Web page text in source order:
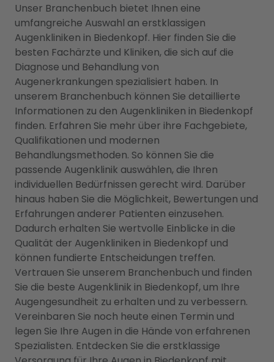
Unser Branchenbuch bietet Ihnen eine
umfangreiche Auswahl an erstklassigen
Augenkliniken in Biedenkopf. Hier finden Sie die
besten Fachärzte und Kliniken, die sich auf die
Diagnose und Behandlung von
Augenerkrankungen spezialisiert haben. In
unserem Branchenbuch können Sie detaillierte
Informationen zu den Augenkliniken in Biedenkopf
finden. Erfahren Sie mehr über ihre Fachgebiete,
Qualifikationen und modernen
Behandlungsmethoden. So können Sie die
passende Augenklinik auswählen, die Ihren
individuellen Bedürfnissen gerecht wird. Darüber
hinaus haben Sie die Möglichkeit, Bewertungen und
Erfahrungen anderer Patienten einzusehen.
Dadurch erhalten Sie wertvolle Einblicke in die
Qualität der Augenkliniken in Biedenkopf und
können fundierte Entscheidungen treffen.
Vertrauen Sie unserem Branchenbuch und finden
Sie die beste Augenklinik in Biedenkopf, um Ihre
Augengesundheit zu erhalten und zu verbessern.
Vereinbaren Sie noch heute einen Termin und
legen Sie Ihre Augen in die Hände von erfahrenen
Spezialisten. Entdecken Sie die erstklassige